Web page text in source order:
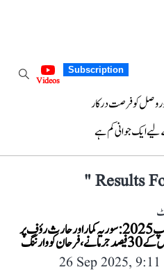
Subscription
Videos
وصل کو فرصت درکار
ایک جوانی کم ہے
Results
"
ایشیا کپ 2025: سوریہ کمار اور حارث رؤف پر
فرحان کو وارننگ
26 Sep 2025,